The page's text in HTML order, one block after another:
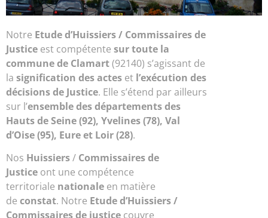
Notre Etude d’Huissiers / Commissaires de
Justice est compétente sur toute la
commune de Clamart(92140) s’agissant de
la signification des actes et l’exécution des
décisions de Justice. Elle s’étend par ailleurs
sur l’ensemble des départements des
Hauts de Seine (92), Yvelines (78), Val
d’Oise (95), Eure et Loir (28).
Nos Huissiers/ Commissaires de
Justice ont une compétence
territoriale nationale en matière
de constat. Notre Etude d’Huissiers /
Commissaires de justice couvre